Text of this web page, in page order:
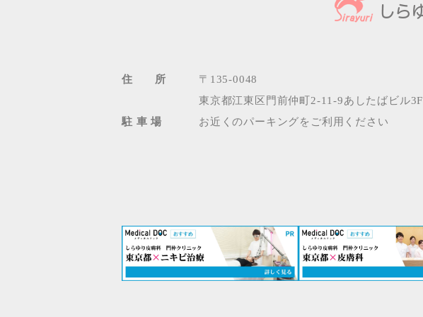
住 所
〒135-0048
東京都江東区門前仲町2-11-9あしたばビル3F
駐 車 場
お近くのパーキングをご利用ください